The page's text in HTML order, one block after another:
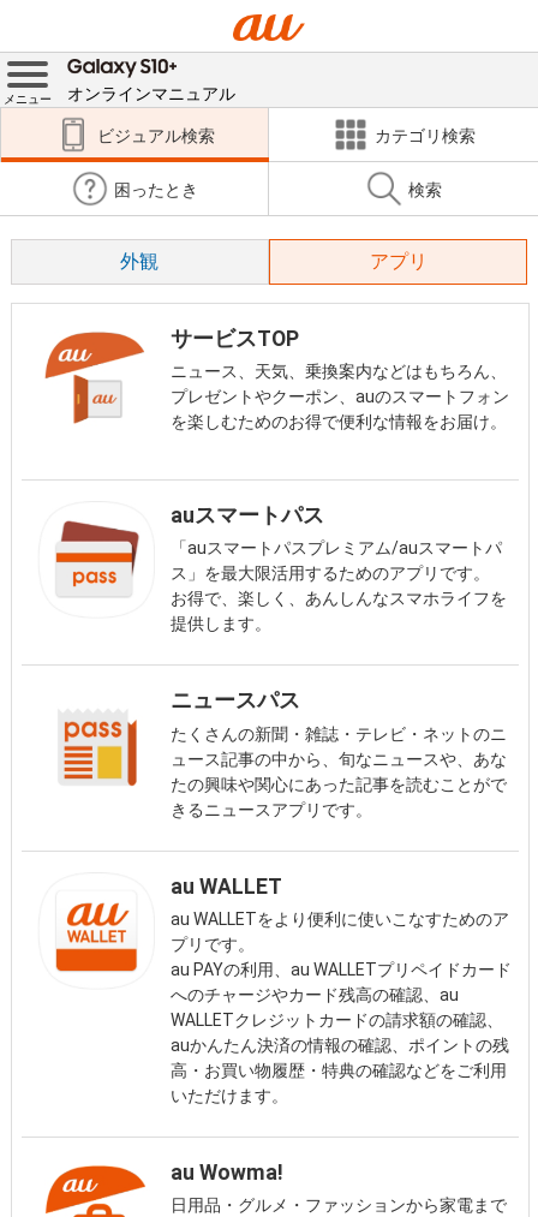
メニュー オンラインマニュアル
ビジュアル検索 カテゴリ検索
困ったとき 検索
外観 アプリ
サービスTOP
ニュース、天気、乗換案内などはもちろん、
プレゼントやクーポン、auのスマートフォン
を楽しむためのお得で便利な情報をお届け。
auスマートパス
「auスマートパスプレミアム/auスマートパ
ス」を最大限活用するためのアプリです。
お得で、楽しく、あんしんなスマホライフを
提供します。
ニュースパス
たくさんの新聞・雑誌・テレビ・ネットのニ
ュース記事の中から、旬なニュースや、あな
たの興味や関心にあった記事を読むことがで
きるニュースアプリです。
au WALLET
au WALLETをより便利に使いこなすためのア
プリです。
au PAYの利用、au WALLETプリペイドカード
へのチャージやカード残高の確認、au
WALLETクレジットカードの請求額の確認、
auかんたん決済の情報の確認、ポイントの残
高・お買い物履歴・特典の確認などをご利用
いただけます。
au Wowma!
日用品・グルメ・ファッションから家電まで